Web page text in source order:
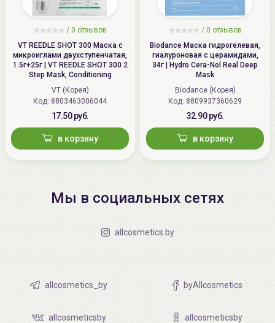
/ 0 отзывов
VT REEDLE SHOT 300 Маска с
микроиглами двухступенчатая,
1.5г+25г | VT REEDLE SHOT 300 2
Step Mask, Conditioning
VT (Корея)
Код: 8803463006044
17.50 руб.
в корзину
/ 0 отзывов
Biodance Маска гидрогелевая,
гиалуроновая с церамидами,
34г | Hydro Cera-Nol Real Deep
Mask
Biodance (Корея)
Код: 8809937360629
32.90 руб.
в корзину
Мы в социальных сетях
allcosmetics.by
allcosmetics_by byAllcosmetics
allcosmeticsby allcosmeticsby